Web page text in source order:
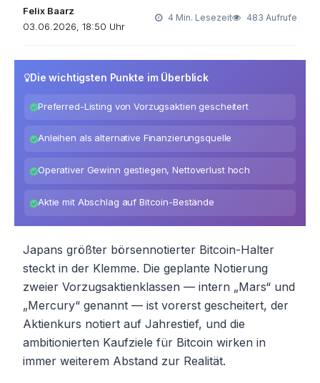
Felix Baarz
03.06.2026, 18:50 Uhr
4 Min. Lesezeit 483 Aufrufe
Die wichtigsten Punkte im Überblick
Preferred-Listing von Vorzugsaktien gescheitert
Anleihen als alternative Finanzierungsquelle
Operativer Gewinn gestiegen, Nettoverlust hoch
Aktie mit Abschlag auf Bitcoin-Bestände
Japans größter börsennotierter Bitcoin-Halter
steckt in der Klemme. Die geplante Notierung
zweier Vorzugsaktienklassen — intern „Mars“ und
„Mercury“ genannt — ist vorerst gescheitert, der
Aktienkurs notiert auf Jahrestief, und die
ambitionierten Kaufziele für Bitcoin wirken in
immer weiterem Abstand zur Realität.